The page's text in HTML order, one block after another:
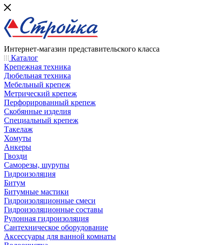
Интернет-магазин представительского класса
Каталог
Крепежная техника
Дюбельная техника
Мебельный крепеж
Метрический крепеж
Перфорированный крепеж
Скобянные изделия
Специальный крепеж
Такелаж
Хомуты
Анкеры
Гвозди
Саморезы, шурупы
Гидроизоляция
Битум
Битумные мастики
Гидроизоляционные смеси
Гидроизоляционные составы
Рулонная гидроизоляция
Сантехническое оборудование
Аксессуары для ванной комнаты